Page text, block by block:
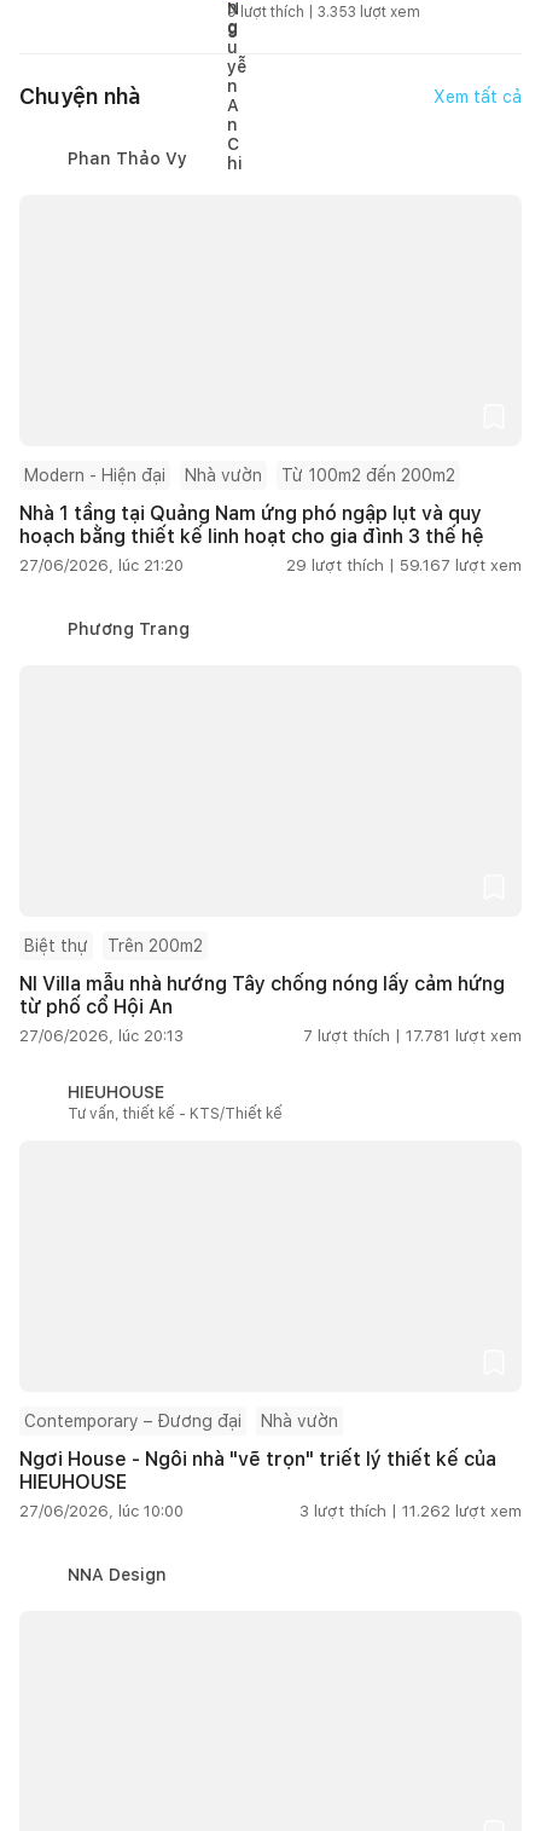
9lượt thích | 3.353 lượt xem
Chuyện nhà Xem tất cả
Phan Thảo Vy
Modern - Hiện đại Nhà vườn Từ 100m2 đến 200m2
Nhà 1 tầng tại Quảng Nam ứng phó ngập lụt và quy
hoạch bằng thiết kế linh hoạt cho gia đình 3 thế hệ
27/06/2026, lúc 21:20 29 lượt thích | 59.167 lượt xem
Phương Trang
Biệt thự Trên 200m2
NI Villa mẫu nhà hướng Tây chống nóng lấy cảm hứng
từ phố cổ Hội An
27/06/2026, lúc 20:13 7 lượt thích | 17.781 lượt xem
HIEUHOUSE
Tư vấn, thiết kế - KTS/Thiết kế
Contemporary – Đương đại Nhà vườn
Ngơi House - Ngôi nhà "vẽ trọn" triết lý thiết kế của
HIEUHOUSE
27/06/2026, lúc 10:00 3 lượt thích | 11.262 lượt xem
NNA Design